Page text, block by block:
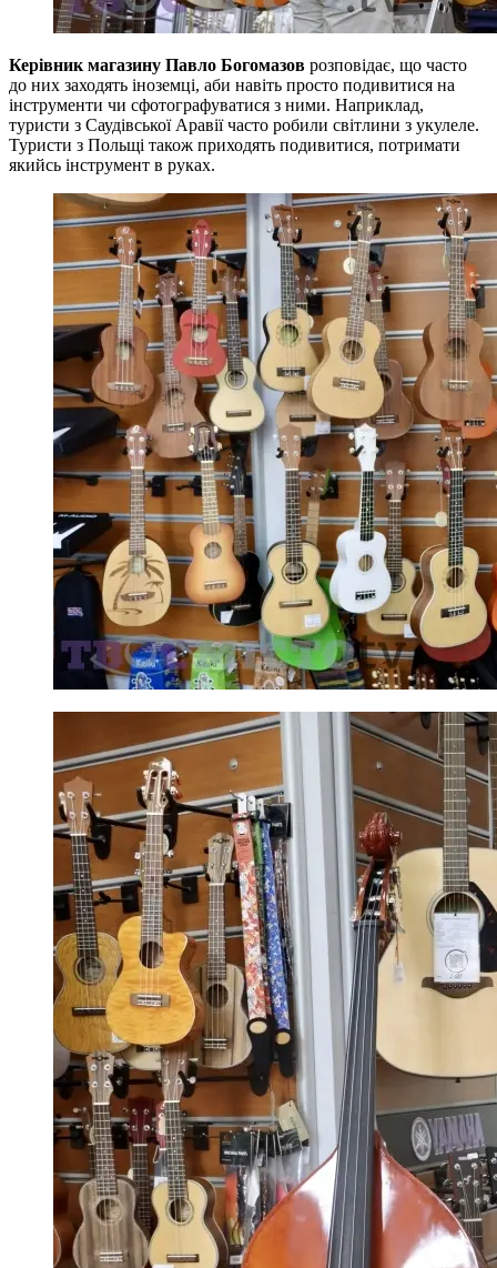
Керівник магазину Павло Богомазов розповідає, що часто
до них заходять іноземці, аби навіть просто подивитися на
інструменти чи сфотографуватися з ними. Наприклад,
туристи з Саудівської Аравії часто робили світлини з укулеле.
Туристи з Польщі також приходять подивитися, потримати
якийсь інструмент в руках.